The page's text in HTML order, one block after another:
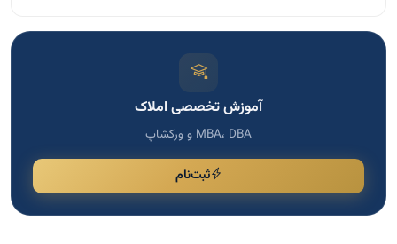
آموزش تخصصی املاک
MBA، DBA و ورکشاپ
ثبت‌نام